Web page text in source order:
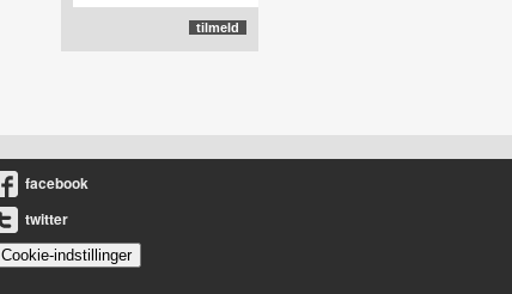
facebook
twitter
Cookie-indstillinger